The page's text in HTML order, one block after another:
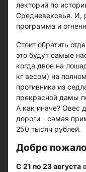
лекторий по
Средневековья. И,
программа и
Стоит обратить
это будут самые
когда двое на
кг весом) на
противника из
прекрасной дамы
А как иначе? Овес
дороги - самая
250 тысяч рублей.
Добро
С 21 по 23 августа